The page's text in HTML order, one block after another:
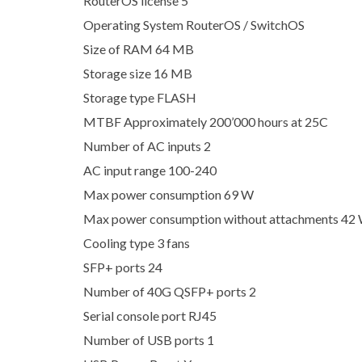
Operating System RouterOS / SwitchOS
Size of RAM 64 MB
Storage size 16 MB
Storage type FLASH
MTBF Approximately 200’000 hours at 25C
Number of AC inputs 2
AC input range 100-240
Max power consumption 69 W
Max power consumption without attachments 42
Cooling type 3 fans
SFP+ ports 24
Number of 40G QSFP+ ports 2
Serial console port RJ45
Number of USB ports 1